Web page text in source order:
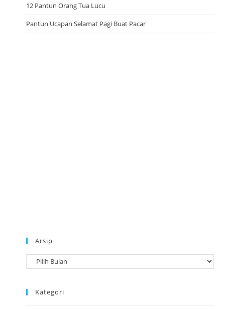
12 Pantun Orang Tua Lucu
Pantun Ucapan Selamat Pagi Buat Pacar
Arsip
r
i
Kategori